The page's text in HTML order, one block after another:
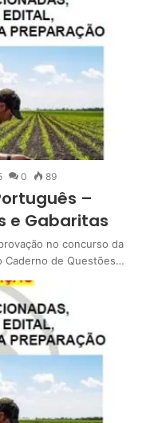
0 89
–
e Gabaritas
no concurso da
Caderno de Questões…